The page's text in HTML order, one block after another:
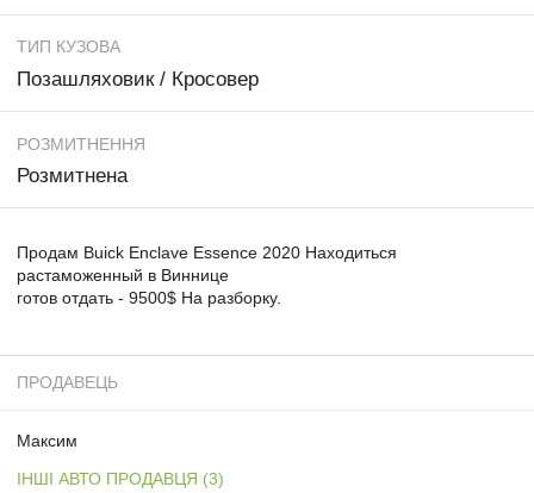
ТИП КУЗОВА
Позашляховик / Кросовер
РОЗМИТНЕННЯ
Розмитнена
Продам Buick Enclave Essence 2020 Находиться
растаможенный в Виннице
готов отдать - 9500$ На разборку.
ПРОДАВЕЦЬ
Максим
ІНШІ АВТО ПРОДАВЦЯ (3)